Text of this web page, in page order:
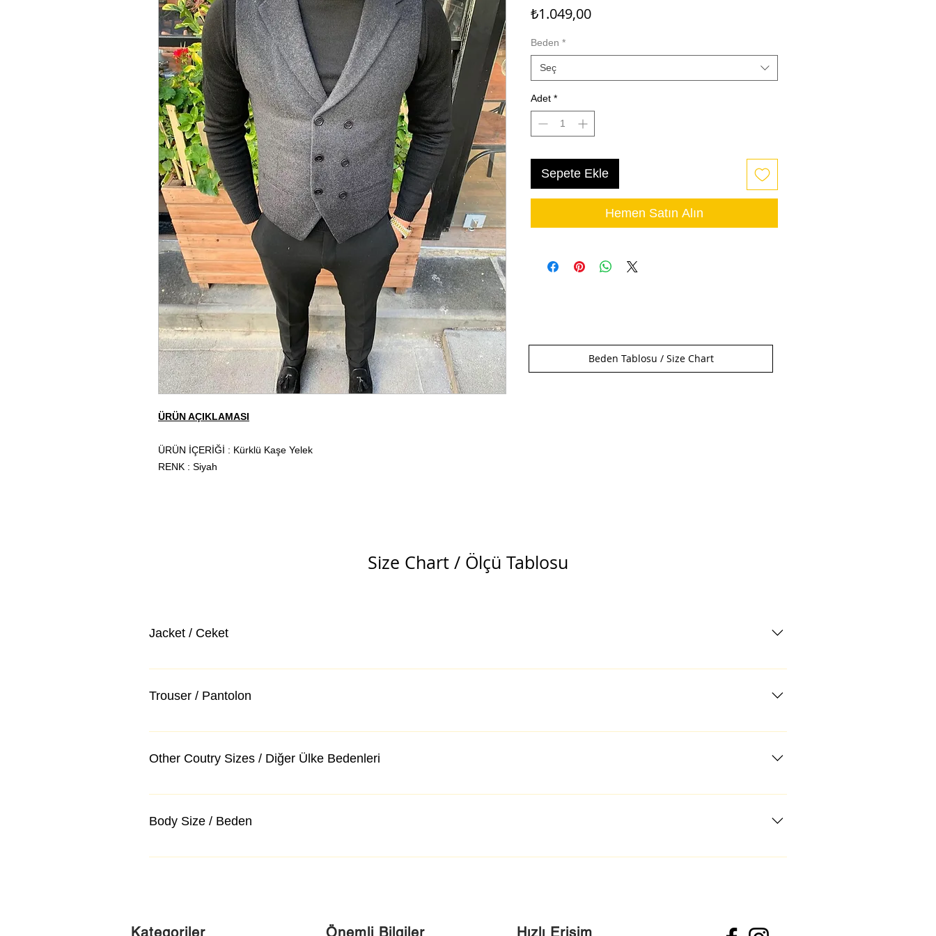
ÜRÜN AÇIKLAMASI
ÜRÜN İÇERİĞİ : Kürklü Kaşe Yelek
RENK : Siyah
₺1.049,00Fiyat
Beden *
Seç
Adet *
Sepete Ekle
Hemen Satın Alın
Beden Tablosu / Size Chart
Size Chart / Ölçü Tablosu
Jacket / Ceket
Trouser / Pantolon
Other Coutry Sizes / Diğer Ülke Bedenleri
Body Size / Beden
Kategoriler Önemli Bilgiler Hızlı Erişim